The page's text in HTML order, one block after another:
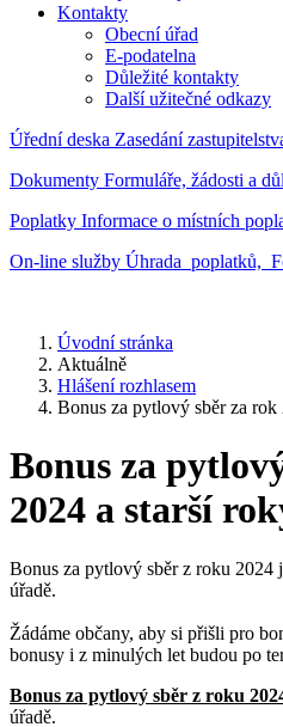
Kontakty
Obecní úřad
E-podatelna
Důležité kontakty
Další užitečné odkazy
Úřední deska Zasedání
Dokumenty Formuláře, žádosti a
Poplatky Informace o místních
On-line služby Úhrada poplatků,
Úvodní stránka
Aktuálně
Hlášení rozhlasem
Bonus za pytlový sběr za rok
Bonus za
2024 a starší
Bonus za pytlový sběr z roku
úřadě.
Žádáme občany, aby si přišli pro
bonusy i z minulých let budou po
Bonus za pytlový sběr z roku
úřadě.